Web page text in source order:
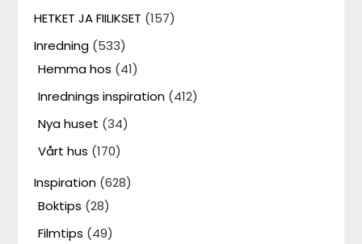
HETKET JA FIILIKSET (157)
Inredning (533)
Hemma hos (41)
Inrednings inspiration (412)
Nya huset (34)
Vårt hus (170)
Inspiration (628)
Boktips (28)
Filmtips (49)